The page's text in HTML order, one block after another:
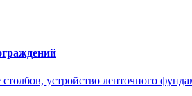
устройство ленточного